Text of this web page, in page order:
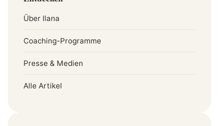
Über Ilana
Coaching-Programme
Presse & Medien
Alle Artikel